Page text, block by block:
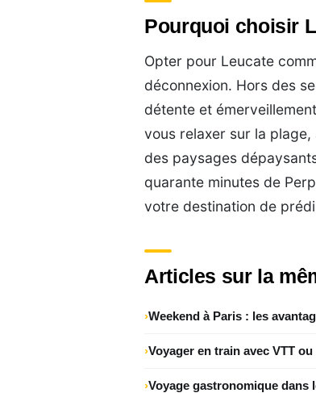
Pourquoi choisir
Opter pour Leucate
déconnexion. Hors des
détente et
vous relaxer sur la
des paysages
quarante minutes de
votre destination de
Articles sur la
Weekend à Paris : les
Voyager en train avec VTT
Voyage gastronomique dans